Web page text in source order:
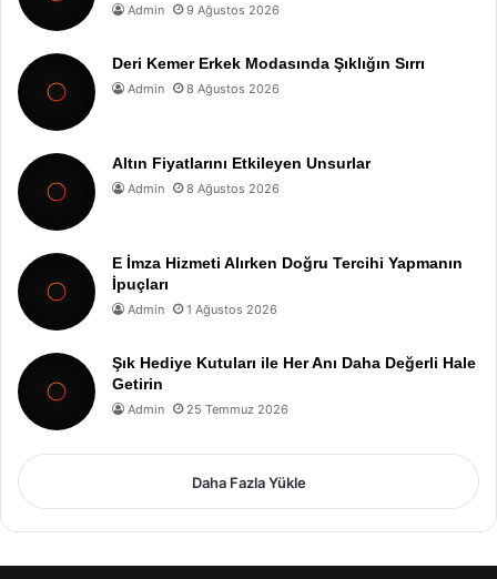
Admin 9 Ağustos 2026
Deri Kemer Erkek Modasında Şıklığın Sırrı
Admin 8 Ağustos 2026
Altın Fiyatlarını Etkileyen Unsurlar
Admin 8 Ağustos 2026
E İmza Hizmeti Alırken Doğru Tercihi Yapmanın
İpuçları
Admin 1 Ağustos 2026
Şık Hediye Kutuları ile Her Anı Daha Değerli Hale
Getirin
Admin 25 Temmuz 2026
Daha Fazla Yükle